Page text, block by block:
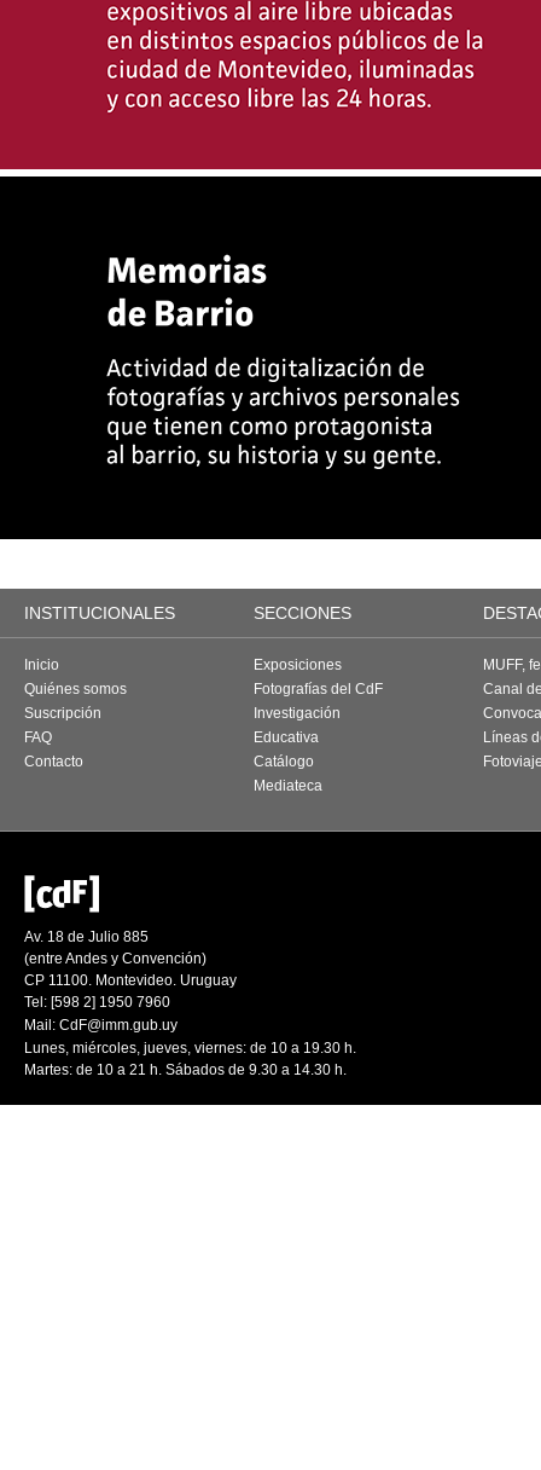
INSTITUCIONALES SECCIONES
Inicio
Quiénes somos
Suscripción
FAQ
Contacto
Exposiciones
Fotografías del CdF
Investigación
Educativa
Catálogo
Mediateca
MUFF,
Canal
Líneas
Av. 18 de Julio 885
(entre Andes y Convención)
CP 11100. Montevideo. Uruguay
Tel: [598 2] 1950 7960
Mail: CdF@imm.gub.uy
Lunes, miércoles, jueves, viernes: de 10 a 19.30 h.
Martes: de 10 a 21 h. Sábados de 9.30 a 14.30 h.